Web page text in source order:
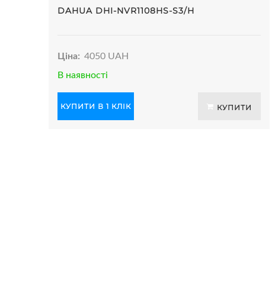
DAHUA DHI-NVR1108HS-S3/H
Ціна: 4050 UAH
В наявності
КУПИТИ В 1 КЛІК КУПИТИ